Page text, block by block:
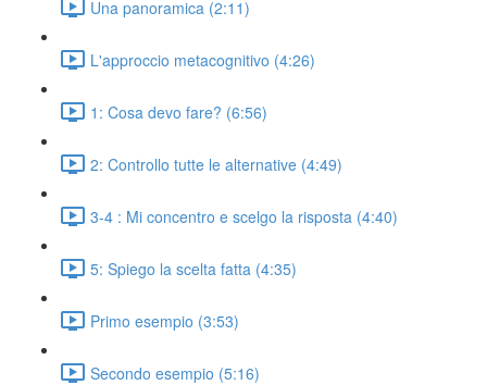
Una panoramica (2:11)
L'approccio metacognitivo (4:26)
1: Cosa devo fare? (6:56)
2: Controllo tutte le alternative (4:49)
3-4 : Mi concentro e scelgo la risposta (4:40)
5: Spiego la scelta fatta (4:35)
Primo esempio (3:53)
Secondo esempio (5:16)